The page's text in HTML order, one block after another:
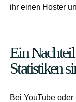
ihr einen Hoster
Ein
Statistiken
Bei YouTube